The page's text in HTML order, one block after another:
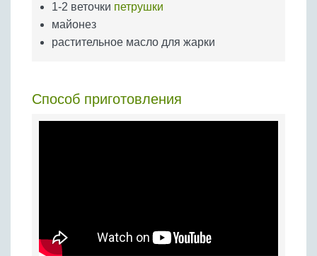
1-2 веточки петрушки
майонез
растительное масло для жарки
Способ приготовления